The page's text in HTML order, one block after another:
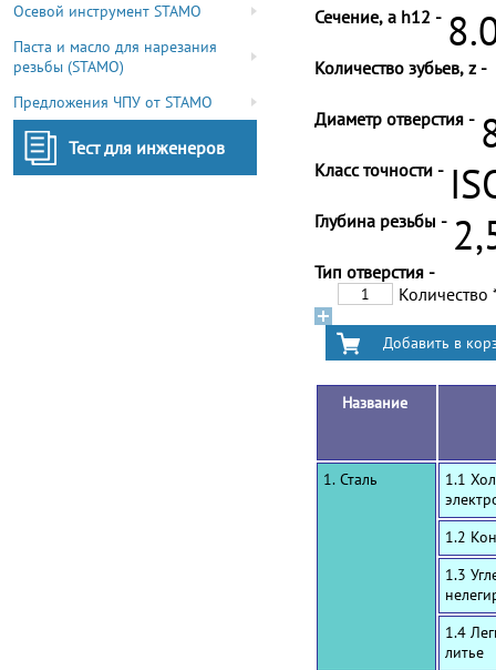
Осевой инструмент STAMO
Паста и масло для нарезания
резьбы (STAMO)
Предложения ЧПУ от STAMO
Тест для инженеров
Сечение, a h12 -
Количество зубьев, z -
Диаметр отверстия -
Класс точности -
Глубина резьбы -
Тип отверстия -
Количество
Название
1. Сталь
1.1
1.2
1.3
1.4
литье